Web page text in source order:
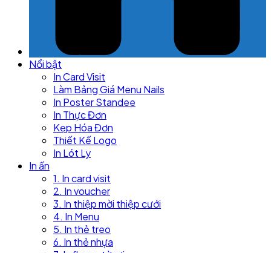
Nổi bật
In Card Visit
Làm Bảng Giá Menu Nails
In Poster Standee
In Thực Đơn
Kẹp Hóa Đơn
Thiết Kế Logo
In Lót Ly
In ấn
1. In card visit
2. In voucher
3. In thiệp mời thiệp cưới
4. In Menu
5. In thẻ treo
6. In thẻ nhựa